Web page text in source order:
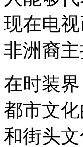
现在电
非洲裔主
在时装
都市文
和街头